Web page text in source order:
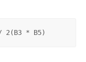
2(B3 * B5)